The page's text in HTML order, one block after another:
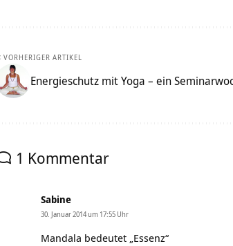
VORHERIGER ARTIKEL
Energieschutz mit Yoga – ein
1 Kommentar
Sabine
30. Januar 2014 um 17:55 Uhr
Mandala bedeutet „Essenz“